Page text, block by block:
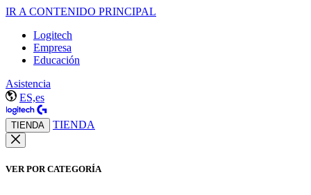
IR A CONTENIDO PRINCIPAL
Logitech
Empresa
Educación
Asistencia
ES,es
TIENDA TIENDA
VER POR CATEGORÍA